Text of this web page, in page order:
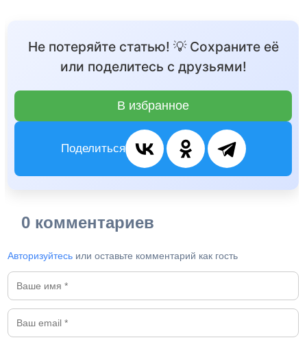
Не потеряйте статью! 💡 Сохраните её
или поделитесь с друзьями!
В избранное
Поделиться
0 комментариев
Авторизуйтесь или оставьте комментарий как гость